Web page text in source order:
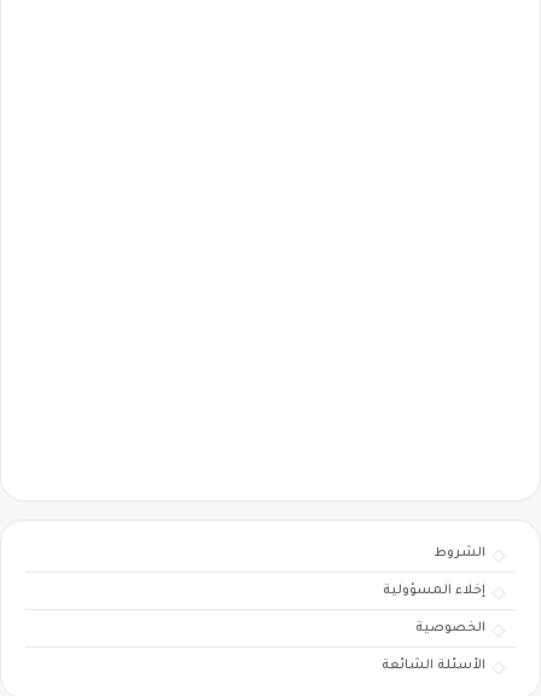
الشروط
إخلاء المسؤولية
الخصوصية
الأسئلة الشائعة